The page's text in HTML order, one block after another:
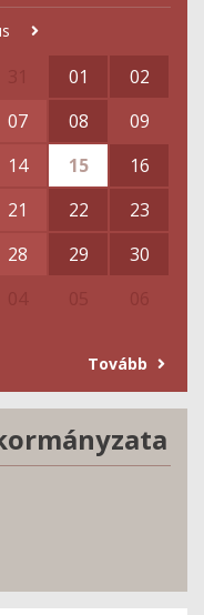
01
02
07 08
09
14 15
16
21 22
23
28 29
30
Tovább